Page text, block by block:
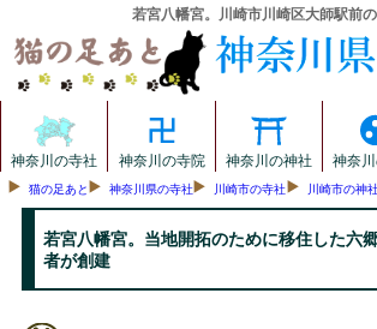
若宮八幡宮。川崎市川崎区大師駅前
神奈川の寺社 神奈川の寺院 神奈川の神社 神奈
猫の足あと 神奈川県の寺社 川崎市の寺社 川崎市の神
若宮八幡宮。当地開拓のために移住した六
者が創建